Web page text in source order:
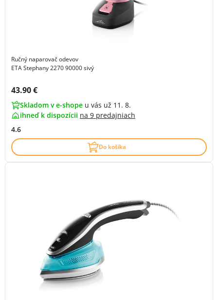
Ručný naparovač odevov
ETA Stephany 2270 90000 sivý
Cena s DPH:
43.90 €
Skladom v e-shope u vás už 11. 8.
ihneď k dispozícii na 9 predajniach
4.6
Do košíka